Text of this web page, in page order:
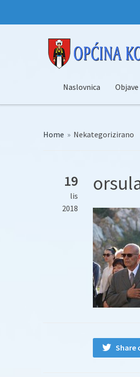
Naslovnica Objave
Home » Nekategorizirano
19
lis
2018
Share